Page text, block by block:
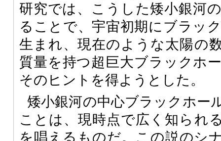
研究では、こうした矮小銀河
ることで、宇宙初期にブラッ
生まれ、現在のような太陽の
質量を持つ超巨大ブラックホ
そのヒントを得ようとした。
矮小銀河の中心ブラックホー
ことは、現時点で広く知られ
を唱えるものだ。この説のシ